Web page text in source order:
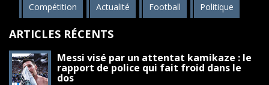
Compétition Actualité Football Politique
ARTICLES RÉCENTS
Messi visé par un attentat kamikaze : le
rapport de police qui fait froid dans le
dos